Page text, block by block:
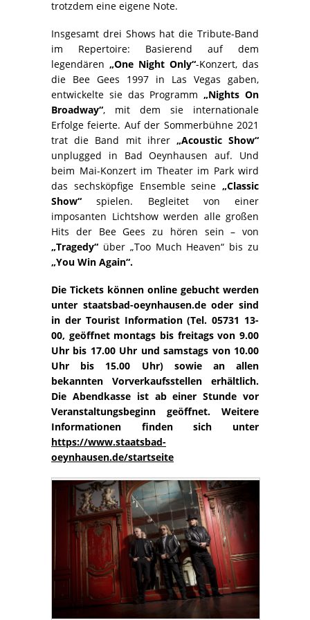
trotzdem eine eigene Note.
Insgesamt drei Shows hat die Tribute-Band
im Repertoire: Basierend auf dem
legendären „One Night Only“-Konzert, das
die Bee Gees 1997 in Las Vegas gaben,
entwickelte sie das Programm „Nights On
Broadway“, mit dem sie internationale
Erfolge feierte. Auf der Sommerbühne 2021
trat die Band mit ihrer „Acoustic Show“
unplugged in Bad Oeynhausen auf. Und
beim Mai-Konzert im Theater im Park wird
das sechsköpfige Ensemble seine „Classic
Show“ spielen. Begleitet von einer
imposanten Lichtshow werden alle großen
Hits der Bee Gees zu hören sein – von
„Tragedy“ über „Too Much Heaven“ bis zu
„You Win Again“.
Die Tickets können online gebucht werden
unter staatsbad-oeynhausen.de oder sind
in der Tourist Information (Tel. 05731 13-
00, geöffnet montags bis freitags von 9.00
Uhr bis 17.00 Uhr und samstags von 10.00
Uhr bis 15.00 Uhr) sowie an allen
bekannten Vorverkaufsstellen erhältlich.
Die Abendkasse ist ab einer Stunde vor
Veranstaltungsbeginn geöffnet. Weitere
Informationen finden sich unter
https://www.staatsbad-
oeynhausen.de/startseite